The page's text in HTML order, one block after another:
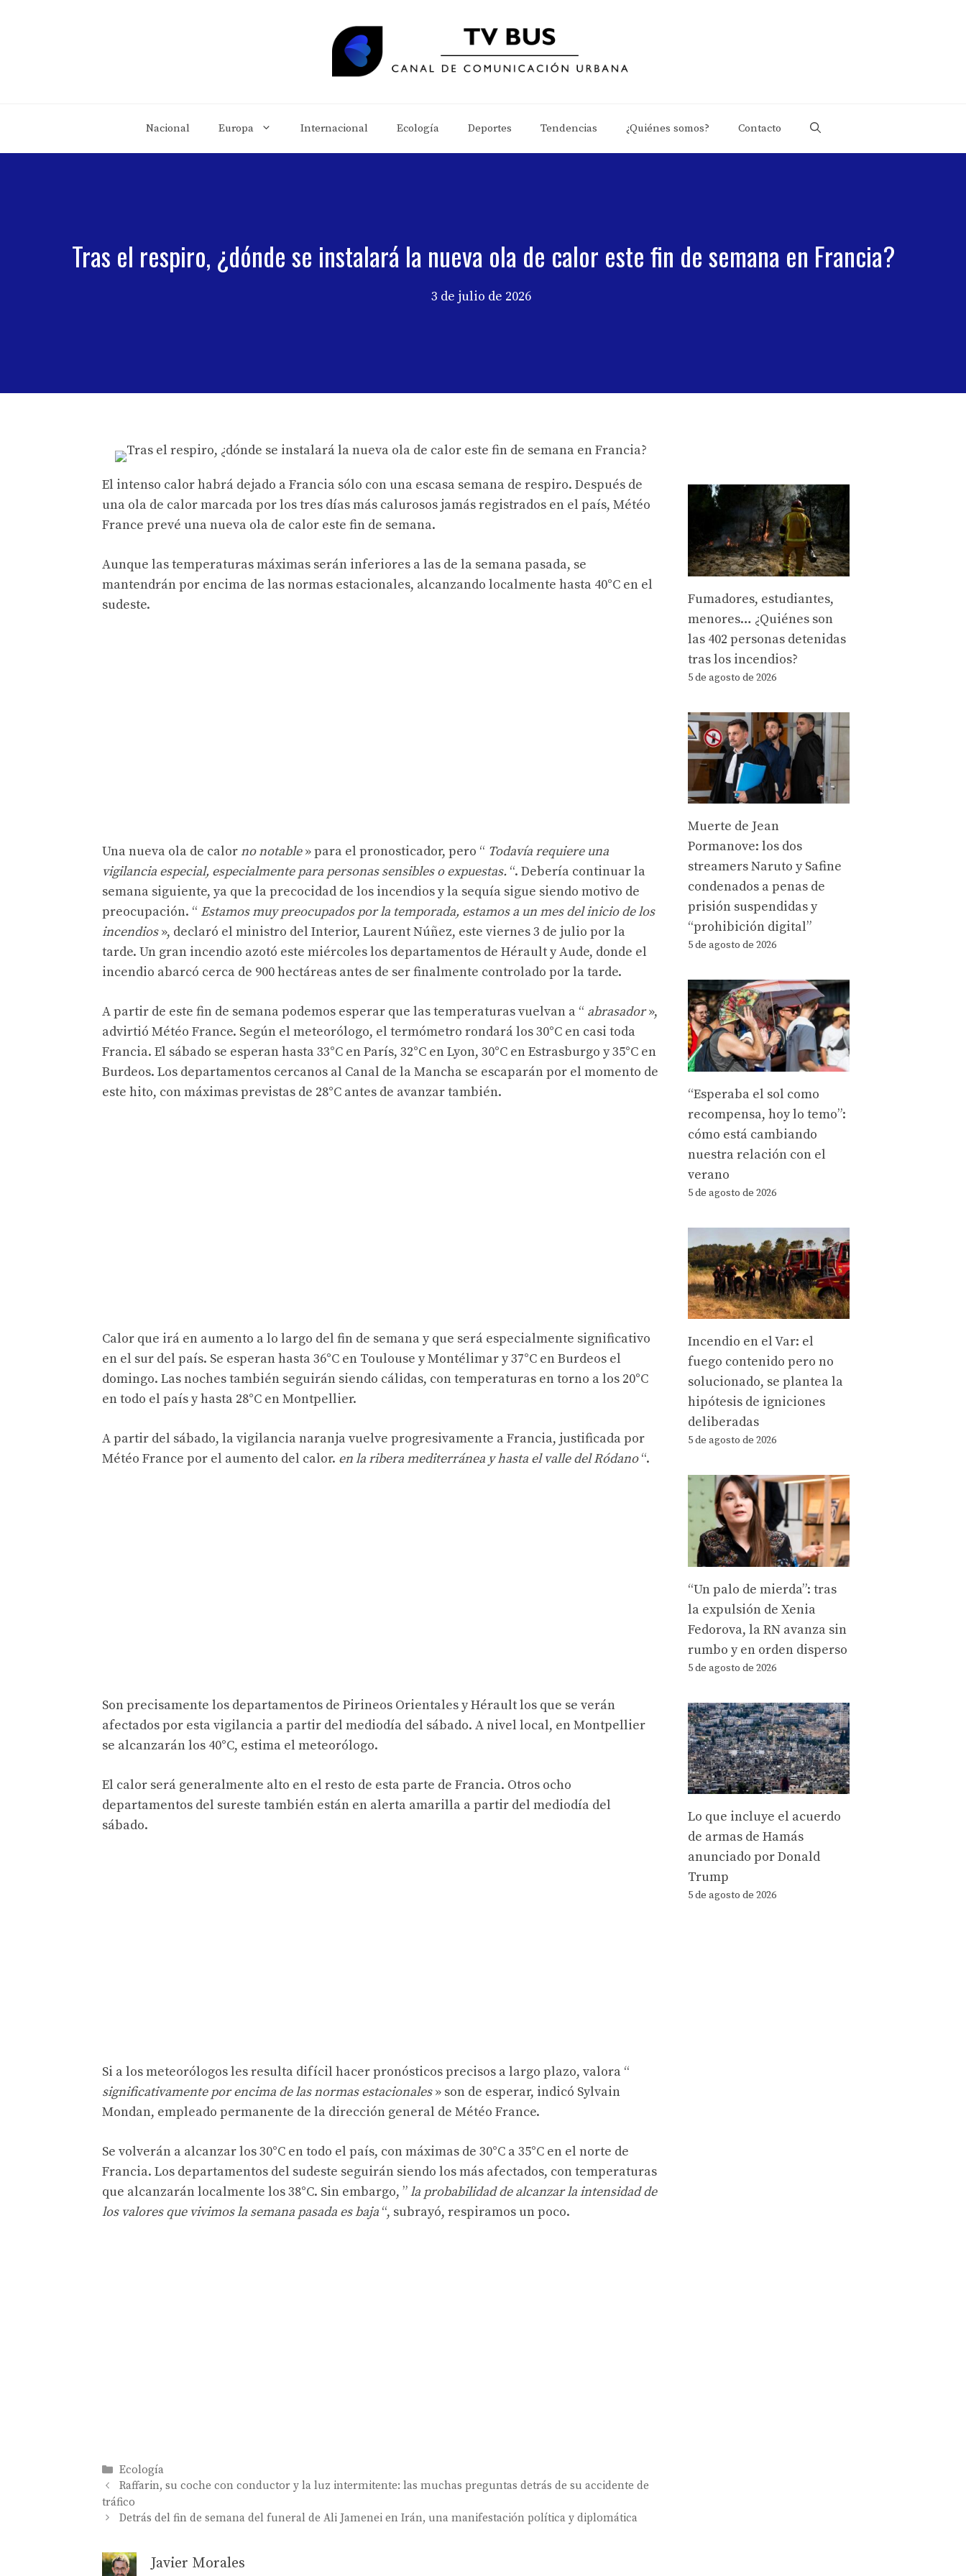
Nacional Europa Internacional Ecología Deportes Tendencias ¿Quiénes somos? Contacto
Tras el respiro, ¿dónde se instalará la nueva ola de calor este fin de semana en Francia?
3 de julio de 2026
El intenso calor habrá dejado a Francia sólo con una escasa semana de respiro. Después de
una ola de calor marcada por los tres días más calurosos jamás registrados en el país, Météo
France prevé una nueva ola de calor este fin de semana.
Aunque las temperaturas máximas serán inferiores a las de la semana pasada, se
mantendrán por encima de las normas estacionales, alcanzando localmente hasta 40°C en el
sudeste.
Una nueva ola de calorno notable» para el pronosticador, pero “ Todavía requiere una
vigilancia especial, especialmente para personas sensibles o expuestas. “. Debería continuar la
semana siguiente, ya que la precocidad de los incendios y la sequía sigue siendo motivo de
preocupación. “ Estamos muy preocupados por la temporada, estamos a un mes del inicio de los
incendios», declaró el ministro del Interior, Laurent Núñez, este viernes 3 de julio por la
tarde. Un gran incendio azotó este miércoles los departamentos de Hérault y Aude, donde el
incendio abarcó cerca de 900 hectáreas antes de ser finalmente controlado por la tarde.
A partir de este fin de semana podemos esperar que las temperaturas vuelvan a “ abrasador»,
advirtió Météo France. Según el meteorólogo, el termómetro rondará los 30°C en casi toda
Francia. El sábado se esperan hasta 33°C en París, 32°C en Lyon, 30°C en Estrasburgo y 35°C en
Burdeos. Los departamentos cercanos al Canal de la Mancha se escaparán por el momento de
este hito, con máximas previstas de 28°C antes de avanzar también.
Calor que irá en aumento a lo largo del fin de semana y que será especialmente significativo
en el sur del país. Se esperan hasta 36°C en Toulouse y Montélimar y 37°C en Burdeos el
domingo. Las noches también seguirán siendo cálidas, con temperaturas en torno a los 20°C
en todo el país y hasta 28°C en Montpellier.
A partir del sábado, la vigilancia naranja vuelve progresivamente a Francia, justificada por
Météo France por el aumento del calor. en la ribera mediterránea y hasta el valle del Ródano“.
Son precisamente los departamentos de Pirineos Orientales y Hérault los que se verán
afectados por esta vigilancia a partir del mediodía del sábado. A nivel local, en Montpellier
se alcanzarán los 40°C, estima el meteorólogo.
El calor será generalmente alto en el resto de esta parte de Francia. Otros ocho
departamentos del sureste también están en alerta amarilla a partir del mediodía del
sábado.
Si a los meteorólogos les resulta difícil hacer pronósticos precisos a largo plazo, valora “
significativamente por encima de las normas estacionales» son de esperar, indicó Sylvain
Mondan, empleado permanente de la dirección general de Météo France.
Se volverán a alcanzar los 30°C en todo el país, con máximas de 30°C a 35°C en el norte de
Francia. Los departamentos del sudeste seguirán siendo los más afectados, con temperaturas
que alcanzarán localmente los 38°C. Sin embargo, ”la probabilidad de alcanzar la intensidad de
los valores que vivimos la semana pasada es baja “, subrayó, respiramos un poco.
Categorías
Ecología
Raffarin, su coche con conductor y la luz intermitente: las muchas preguntas detrás de su accidente de
tráfico
Detrás del fin de semana del funeral de Ali Jamenei en Irán, una manifestación política y diplomática
Javier Morales
Fumadores, estudiantes,
menores… ¿Quiénes son
las 402 personas detenidas
tras los incendios?
5 de agosto de 2026
Muerte de Jean
Pormanove: los dos
streamers Naruto y Safine
condenados a penas de
prisión suspendidas y
“prohibición digital”
5 de agosto de 2026
“Esperaba el sol como
recompensa, hoy lo temo”:
cómo está cambiando
nuestra relación con el
verano
5 de agosto de 2026
Incendio en el Var: el
fuego contenido pero no
solucionado, se plantea la
hipótesis de igniciones
deliberadas
5 de agosto de 2026
“Un palo de mierda”: tras
la expulsión de Xenia
Fedorova, la RN avanza sin
rumbo y en orden disperso
5 de agosto de 2026
Lo que incluye el acuerdo
de armas de Hamás
anunciado por Donald
Trump
5 de agosto de 2026